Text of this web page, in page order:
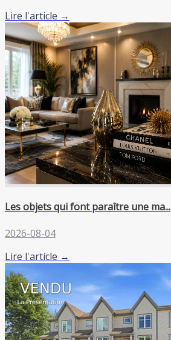
Lire l'article →
Les objets qui font paraître une ma...
2026-08-04
Lire l'article →